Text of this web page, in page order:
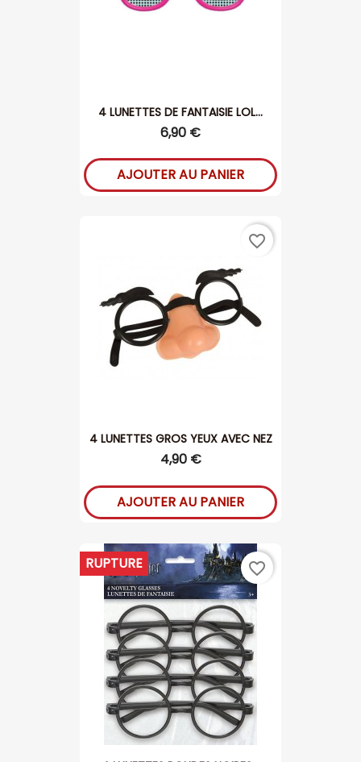
4 LUNETTES DE FANTAISIE LOL...
6,90 €
AJOUTER AU PANIER
4 LUNETTES GROS YEUX AVEC NEZ
4,90 €
AJOUTER AU PANIER
favorite_border
RUPTURE favorite_border